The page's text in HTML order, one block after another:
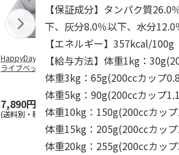
HappyDays 2wayド
ライブベッド グレ
7,890円
(送料別・税込)
獣医師開発 ニオイ
をとる砂専用 猫ト
イレ ナチュラルグ
1,550円
(送料別・税込)
デオ
らな
ンド
(送料
【保証成分】タンパク質
下、灰分8.0％以下、水分12.0
【エネルギー】357kcal/100g
【給与方法】体重1kg：
体重3kg：65g(200ccカップ
体重5kg：90g(200ccカップ
体重10kg：150g(200ccカッ
体重15kg：205g(200ccカッ
体重20kg：255g(200ccカッ